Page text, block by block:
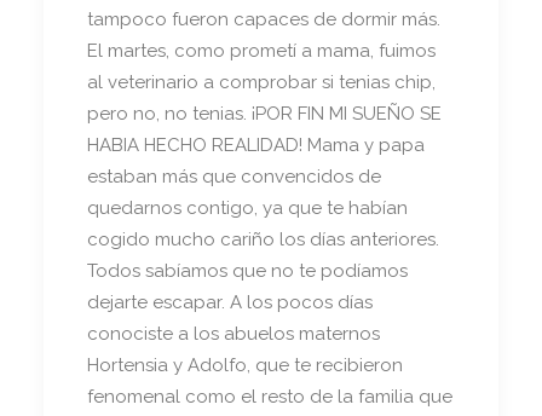
tampoco fueron capaces de dormir más.
El martes, como prometí a mama, fuimos
al veterinario a comprobar si tenias chip,
pero no, no tenias. ¡POR FIN MI SUEÑO SE
HABIA HECHO REALIDAD! Mama y papa
estaban más que convencidos de
quedarnos contigo, ya que te habían
cogido mucho cariño los días anteriores.
Todos sabíamos que no te podíamos
dejarte escapar. A los pocos días
conociste a los abuelos maternos
Hortensia y Adolfo, que te recibieron
fenomenal como el resto de la familia que